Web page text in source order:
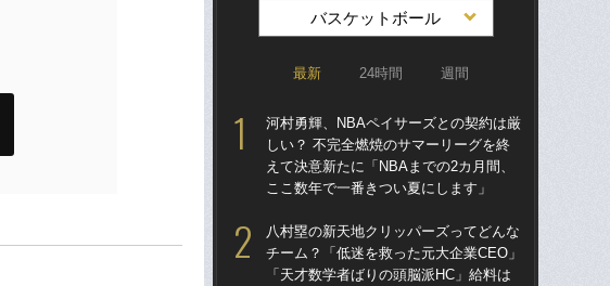
バスケットボール
最新 24時間 週間
河村勇輝、NBAペイサーズとの契約は厳
しい？ 不完全燃焼のサマーリーグを終
えて決意新たに「NBAまでの2カ月間、
ここ数年で一番きつい夏にします」
八村塁の新天地クリッパーズってどんな
チーム？「低迷を救った元大企業CEO」
「天才数学者ばりの頭脳派HC」給料は